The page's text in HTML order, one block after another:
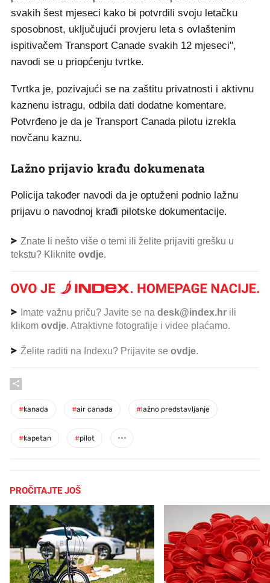
svakih šest mjeseci kako bi potvrdili svoju letačku
sposobnost, uključujući provjeru leta s ovlaštenim
ispitivačem Transport Canade svakih 12 mjeseci",
navodi se u priopćenju tvrtke.
Tvrtka je, pozivajući se na zaštitu privatnosti i aktivnu
kaznenu istragu, odbila dati dodatne komentare.
Potvrđeno je da je Transport Canada pilotu izrekla
novčanu kaznu.
Lažno prijavio krađu dokumenata
Policija također navodi da je optuženi podnio lažnu
prijavu o navodnoj krađi pilotske dokumentacije.
Znate li nešto više o temi ili želite prijaviti grešku u
tekstu? Kliknite ovdje.
Imate važnu priču? Javite se na desk@index.hr ili
klikom ovdje. Atraktivne fotografije i videe plaćamo.
Želite raditi na Indexu? Prijavite se ovdje.
#kanada #air canada #lažno predstavljanje
#kapetan #pilot
PROČITAJTE JOŠ